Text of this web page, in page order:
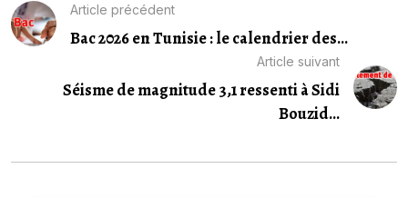
Article précédent
Bac 2026 en Tunisie : le calendrier des...
Article suivant
Séisme de magnitude 3,1 ressenti à Sidi
Bouzid...